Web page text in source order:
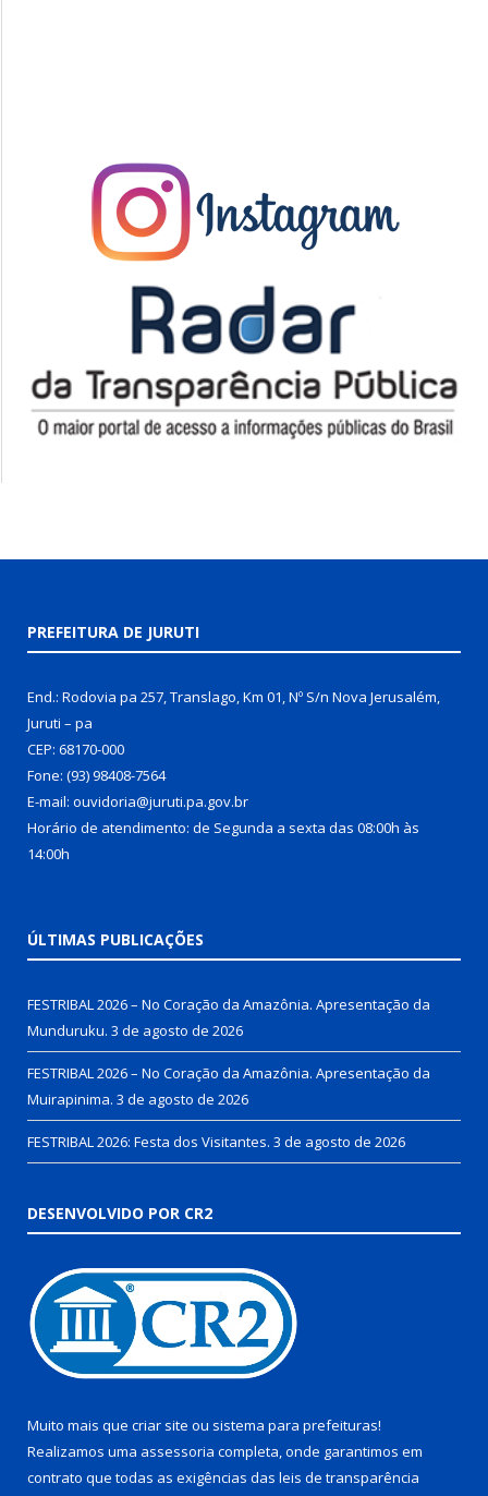
PREFEITURA DE JURUTI
End.: Rodovia pa 257, Translago, Km 01, Nº S/n Nova Jerusalém,
Juruti – pa
CEP: 68170-000
Fone: (93) 98408-7564
E-mail: ouvidoria@juruti.pa.gov.br
Horário de atendimento: de Segunda a sexta das 08:00h às
14:00h
ÚLTIMAS PUBLICAÇÕES
FESTRIBAL 2026 – No Coração da Amazônia. Apresentação da
Munduruku. 3 de agosto de 2026
FESTRIBAL 2026 – No Coração da Amazônia. Apresentação da
Muirapinima. 3 de agosto de 2026
FESTRIBAL 2026: Festa dos Visitantes. 3 de agosto de 2026
DESENVOLVIDO POR CR2
Muito mais que criar site ou sistema para prefeituras!
Realizamos uma assessoria completa, onde garantimos em
contrato que todas as exigências das leis de transparência